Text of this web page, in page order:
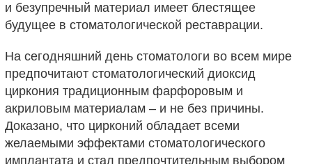
и безупречный материал имеет блестящее
будущее в стоматологической реставрации.
На сегодняшний день стоматологи во всем мире
предпочитают стоматологический диоксид
циркония традиционным фарфоровым и
акриловым материалам – и не без причины.
Доказано, что цирконий обладает всеми
желаемыми эффектами стоматологического
имплантата и стал предпочтительным выбором